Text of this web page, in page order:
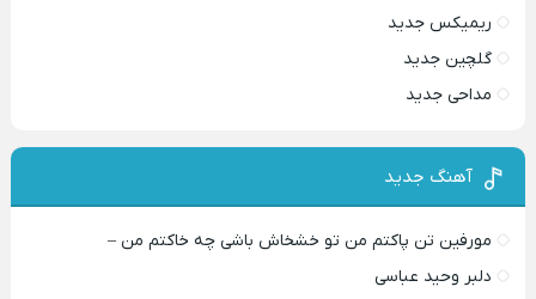
ریمیکس جدید
گلچین جدید
مداحی جدید
آهنگ جدید
مورفین تن پاکتم من تو خشخاش باشی چه خاکتم من –
دلبر وحید عباسی